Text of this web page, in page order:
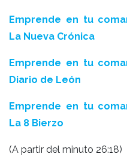
Emprende en tu
La Nueva Crónica
Emprende en tu
Diario de León
Emprende en tu
La 8 Bierzo
(A partir del minuto 26:18)